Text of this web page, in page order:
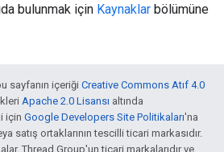
bulunmak için Kaynaklar bölümüne
sayfanın içeriği Creative Commons Atıf 4.0
Apache 2.0 Lisansı altında
için Google Developers Site Politikaları'na
satış ortaklarının tescilli ticari markasıdır.
Thread Group'un ticari markalarıdır ve